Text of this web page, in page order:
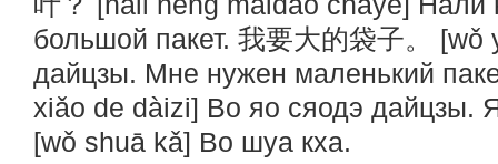
большой пакет. 我要大的袋子。
дайцзы. Мне нужен маленький
xiǎo de dàizi] Во яо сяодэ дайцзы.
[wǒ shuā kǎ] Во шуа кха.